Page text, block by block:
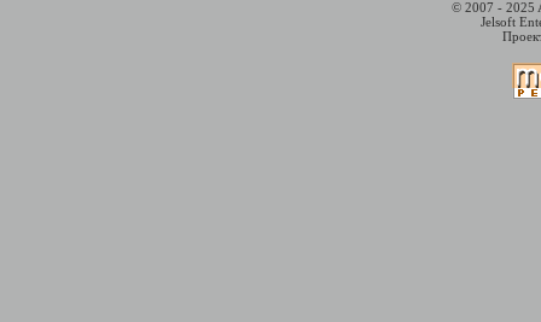
© 2007 - 2025
Jelsoft